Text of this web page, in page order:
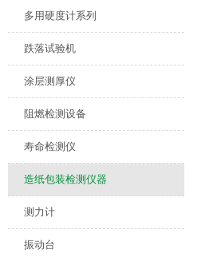
多用硬度计系列
跌落试验机
涂层测厚仪
阻燃检测设备
寿命检测仪
造纸包装检测仪器
测力计
振动台